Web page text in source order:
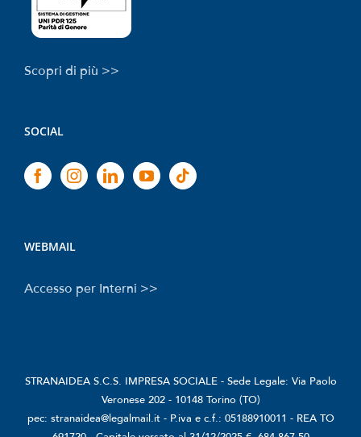
Scopri di più >>
SOCIAL
WEBMAIL
Accesso per Interni >>
STRANAIDEA S.C.S. IMPRESA SOCIALE - Sede Legale: Via Paolo
Veronese 202 - 10148 Torino (TO)
pec: stranaidea@legalmail.it - P.iva e c.f.: 05188910011 - REA TO